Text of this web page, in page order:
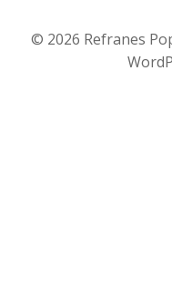
© 2026 Refranes